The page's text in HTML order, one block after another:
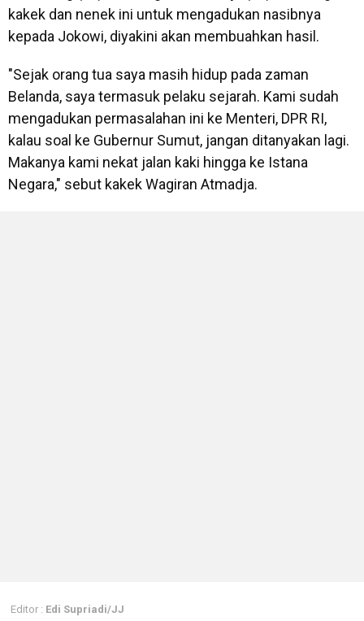
kakek dan nenek ini untuk mengadukan nasibnya
kepada Jokowi, diyakini akan membuahkan hasil.
"Sejak orang tua saya masih hidup pada zaman
Belanda, saya termasuk pelaku sejarah. Kami sudah
mengadukan permasalahan ini ke Menteri, DPR RI,
kalau soal ke Gubernur Sumut, jangan ditanyakan lagi.
Makanya kami nekat jalan kaki hingga ke Istana
Negara," sebut kakek Wagiran Atmadja.
Editor : Edi Supriadi/JJ